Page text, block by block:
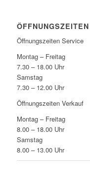
ÖFFNUNGSZEITEN
Öffnungszeiten Service
Montag – Freitag
7.30 – 18.00 Uhr
Samstag
7.30 – 12.00 Uhr
Öffnungszeiten Verkauf
Montag – Freitag
8.00 – 18.00 Uhr
Samstag
8.00 – 13.00 Uhr